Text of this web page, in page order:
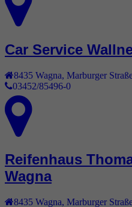
Car Service
8435 Wagna Marburger
03452/85496-0
Reifenhaus
Wagna
8435 Wagna, Marburger